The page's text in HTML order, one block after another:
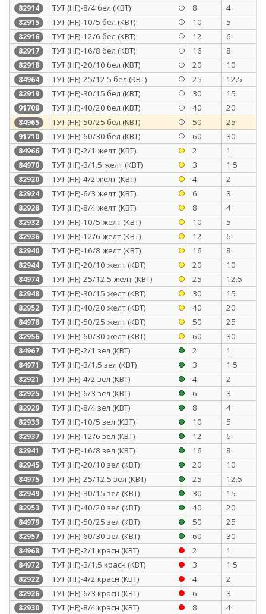
82914 ТУТ (HF)-8/4 бел (КВТ) 8 4
82915 ТУТ (HF)-10/5 бел (КВТ) 10 5
82916 ТУТ (HF)-12/6 бел (КВТ) 12 6
82917 ТУТ (HF)-16/8 бел (КВТ) 16 8
82918 ТУТ (HF)-20/10 бел (КВТ) 20 10
84964 ТУТ (HF)-25/12.5 бел (КВТ) 25 12.5
82919 ТУТ (HF)-30/15 бел (КВТ) 30 15
91708 ТУТ (HF)-40/20 бел (КВТ) 40 20
84965 ТУТ (HF)-50/25 бел (КВТ) 50 25
91710 ТУТ (HF)-60/30 бел (КВТ) 60 30
84966 ТУТ (HF)-2/1 желт (КВТ) 2 1
84970 ТУТ (HF)-3/1.5 желт (КВТ) 3 1.5
82920 ТУТ (HF)-4/2 желт (КВТ) 4 2
82924 ТУТ (HF)-6/3 желт (КВТ) 6 3
82928 ТУТ (HF)-8/4 желт (КВТ) 8 4
82932 ТУТ (HF)-10/5 желт (КВТ) 10 5
82936 ТУТ (HF)-12/6 желт (КВТ) 12 6
82940 ТУТ (HF)-16/8 желт (КВТ) 16 8
82944 ТУТ (HF)-20/10 желт (КВТ) 20 10
84974 ТУТ (HF)-25/12.5 желт (КВТ) 25 12.5
82948 ТУТ (HF)-30/15 желт (КВТ) 30 15
82952 ТУТ (HF)-40/20 желт (КВТ) 40 20
84978 ТУТ (HF)-50/25 желт (КВТ) 50 25
82956 ТУТ (HF)-60/30 желт (КВТ) 60 30
84967 ТУТ (HF)-2/1 зел (КВТ) 2 1
84971 ТУТ (HF)-3/1.5 зел (КВТ) 3 1.5
82921 ТУТ (HF)-4/2 зел (КВТ) 4 2
82925 ТУТ (HF)-6/3 зел (КВТ) 6 3
82929 ТУТ (HF)-8/4 зел (КВТ) 8 4
82933 ТУТ (HF)-10/5 зел (КВТ) 10 5
82937 ТУТ (HF)-12/6 зел (КВТ) 12 6
82941 ТУТ (HF)-16/8 зел (КВТ) 16 8
82945 ТУТ (HF)-20/10 зел (КВТ) 20 10
84975 ТУТ (HF)-25/12.5 зел (КВТ) 25 12.5
82949 ТУТ (HF)-30/15 зел (КВТ) 30 15
82953 ТУТ (HF)-40/20 зел (КВТ) 40 20
84979 ТУТ (HF)-50/25 зел (КВТ) 50 25
82957 ТУТ (HF)-60/30 зел (КВТ) 60 30
84968 ТУТ (HF)-2/1 красн (КВТ) 2 1
84972 ТУТ (HF)-3/1.5 красн (КВТ) 3 1.5
82922 ТУТ (HF)-4/2 красн (КВТ) 4 2
82926 ТУТ (HF)-6/3 красн (КВТ) 6 3
82930 ТУТ (HF)-8/4 красн (КВТ) 8 4